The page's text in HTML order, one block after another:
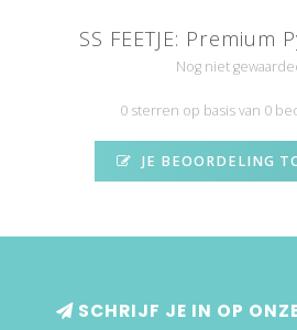
SS FEETJE: Premium
Nog niet
0 sterren op basis van 0
JE BEOORDELING
SCHRIJF JE IN OP